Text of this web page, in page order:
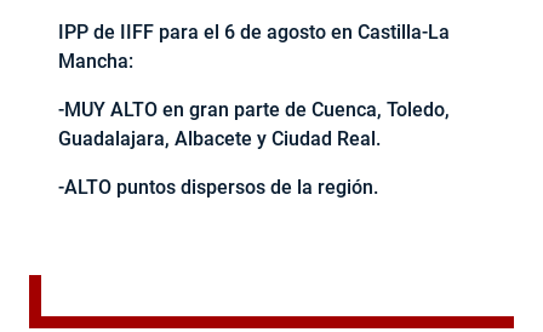
IPP de IIFF para el 6 de agosto en Castilla-La
Mancha:
-MUY ALTO en gran parte de Cuenca, Toledo,
Guadalajara, Albacete y Ciudad Real.
-ALTO puntos dispersos de la región.